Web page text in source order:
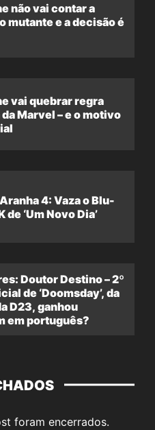
não vai contar a
mutante e a decisão é
vai quebrar regra
Marvel – e o motivo
4: Vaza o Blu-
de ‘Um Novo Dia’
Doutor Destino – 2º
de ‘Doomsday’, da
D23, ganhou
em português?
foram encerrados.